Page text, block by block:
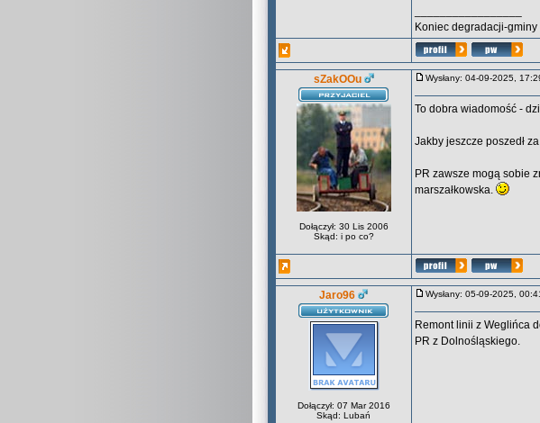
Koniec degradacji-
sZakOOu
Dołączył: 30 Lis 2006
Skąd: i po co?
Wysłany: 04-09-2025,
To dobra wiadomość -
Jakby jeszcze poszedł
PR zawsze mogą sobie
marszałkowska.
Jaro96
Dołączył: 07 Mar 2016
Skąd: Lubań
Wysłany: 05-09-2025,
Remont linii z Weglińca
PR z Dolnośląskiego.